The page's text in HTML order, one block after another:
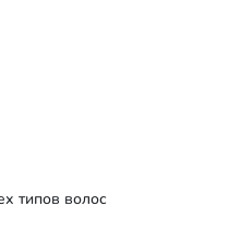
типов волос